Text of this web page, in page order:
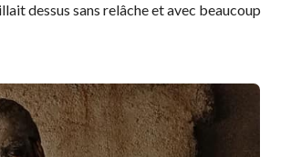
dessus sans relâche et avec beaucoup